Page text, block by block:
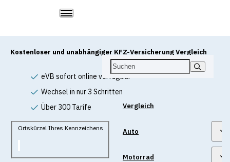
Vergleich
Auto
Motorrad
Kostenloser und unabhängiger KFZ-Versicherung Vergleich
eVB sofort online verfügbar
Wechsel in nur 3 Schritten
Über 300 Tarife
Ortskürzel Ihres Kennzeichens